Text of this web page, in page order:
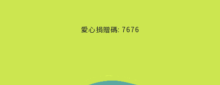
愛心捐贈碼: 7676